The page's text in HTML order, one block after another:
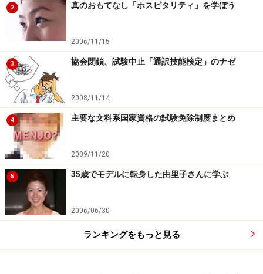
2 真のおもてなし「ホスピタリティ」を学ぼう
2006/11/15
3 協会閉鎖、試験中止「通訳技能検定」のナゼ
2008/11/14
4 主要な文科系国家資格の試験免除制度まとめ
2009/11/20
5 35歳でモデルに転身した由里子さんに学ぶ
2006/06/30
ランキングをもっと見る